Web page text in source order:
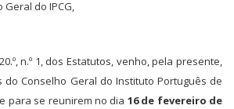
do IPCG,
n.º 1, dos Estatutos, venho, pela presente,
do Conselho Geral do Instituto Português de
para se reunirem no dia 16 de fevereiro de